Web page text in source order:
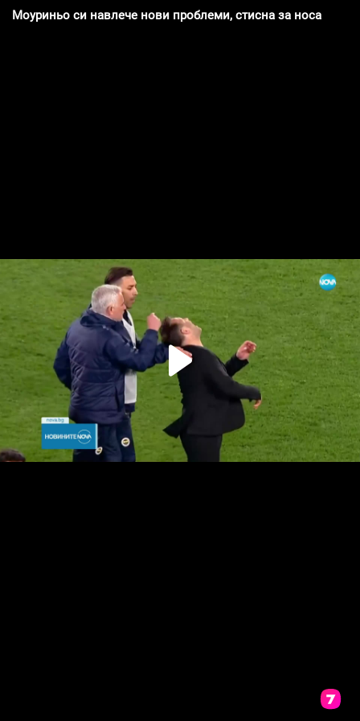
Моуриньо си навлече нови проблеми, стисна за носа